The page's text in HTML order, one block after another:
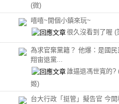
(微)
嘻嘻~開個小鎮來玩~
很久沒看到了喔 (
為求官棄黨籍？ 他爆：是國民
翔宙退黨...
誰逼退馮世寬的?
姬)
台大行政「挺管」擬告官 今